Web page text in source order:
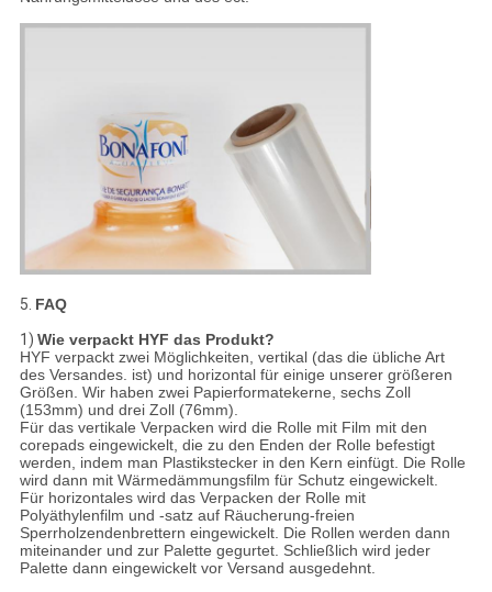
5. FAQ
1) Wie verpackt HYF das Produkt?
HYF verpackt zwei Möglichkeiten, vertikal (das die übliche Art
des Versandes. ist) und horizontal für einige unserer größeren
Größen. Wir haben zwei Papierformatekerne, sechs Zoll
(153mm) und drei Zoll (76mm).
Für das vertikale Verpacken wird die Rolle mit Film mit den
corepads eingewickelt, die zu den Enden der Rolle befestigt
werden, indem man Plastikstecker in den Kern einfügt. Die Rolle
wird dann mit Wärmedämmungsfilm für Schutz eingewickelt.
Für horizontales wird das Verpacken der Rolle mit
Polyäthylenfilm und -satz auf Räucherung-freien
Sperrholzendenbrettern eingewickelt. Die Rollen werden dann
miteinander und zur Palette gegurtet. Schließlich wird jeder
Palette dann eingewickelt vor Versand ausgedehnt.